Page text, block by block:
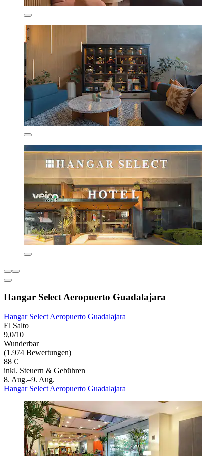
Hangar Select Aeropuerto Guadalajara
Hangar Select Aeropuerto Guadalajara
El Salto
9,0/10
Wunderbar
(1.974 Bewertungen)
88 €
inkl. Steuern & Gebühren
8. Aug.–9. Aug.
Hangar Select Aeropuerto Guadalajara